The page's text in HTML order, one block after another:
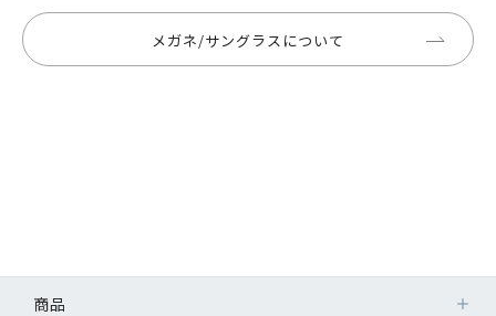
メガネ/サングラスについて
商品